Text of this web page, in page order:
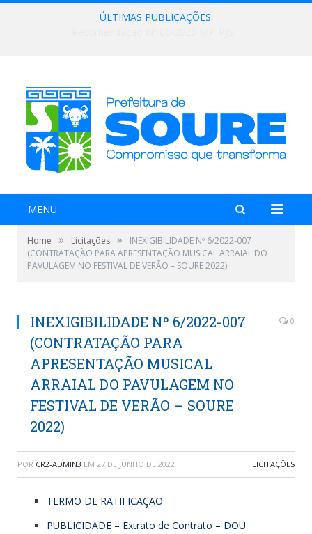
ÚLTIMAS PUBLICAÇÕES:
MENU
Home » Licitações »
INEXIGIBILIDADE Nº 6/2022-007
(CONTRATAÇÃO PARA APRESENTAÇÃO MUSICAL ARRAIAL DO
PAVULAGEM NO FESTIVAL DE VERÃO – SOURE 2022)
INEXIGIBILIDADE Nº 6/2022-007
(CONTRATAÇÃO PARA
APRESENTAÇÃO MUSICAL
ARRAIAL DO PAVULAGEM NO
FESTIVAL DE VERÃO – SOURE
2022)
0
POR CR2-ADMIN3 EM 27 DE JUNHO DE 2022 LICITAÇÕES
TERMO DE RATIFICAÇÃO
PUBLICIDADE – Extrato de Contrato – DOU